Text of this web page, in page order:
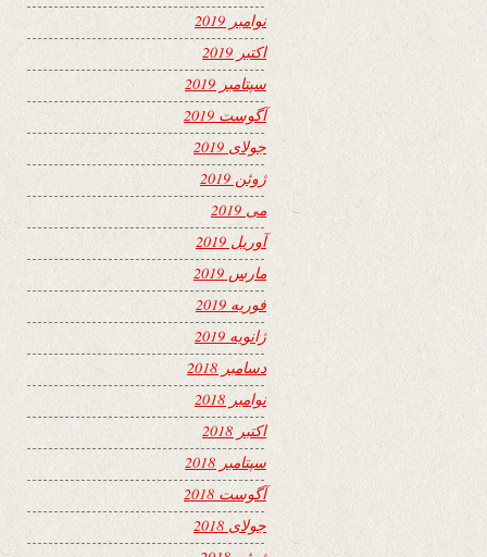
نوامبر 2019
اکتبر 2019
سپتامبر 2019
آگوست 2019
جولای 2019
ژوئن 2019
می 2019
آوریل 2019
مارس 2019
فوریه 2019
ژانویه 2019
دسامبر 2018
نوامبر 2018
اکتبر 2018
سپتامبر 2018
آگوست 2018
جولای 2018